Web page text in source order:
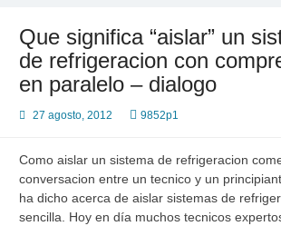
Que significa “aislar” un
de refrigeracion con
en paralelo – dialogo
27 agosto, 2012 9852p1
Como aislar un sistema de refrigeracion
conversacion entre un tecnico y un
ha dicho acerca de aislar sistemas de
sencilla. Hoy en día muchos tecnicos